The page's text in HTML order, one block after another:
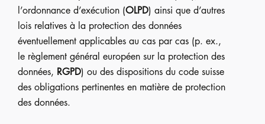
l’ordonnance d’exécution (OLPD) ainsi que d’autres
lois relatives à la protection des données
éventuellement applicables au cas par cas (p. ex.,
le règlement général européen sur la protection des
données, RGPD) ou des dispositions du code suisse
des obligations pertinentes en matière de protection
des données.